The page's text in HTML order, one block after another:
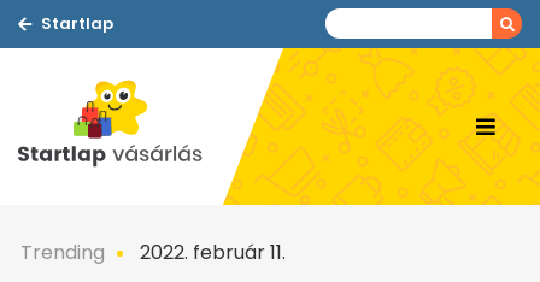
Startlap
Trending 2022. február 11.